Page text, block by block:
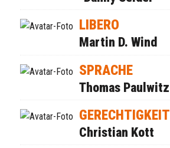
LIBERO
Martin D. Wind
SPRACHE
Thomas Paulwitz
GERECHTIGKEIT
Christian Kott